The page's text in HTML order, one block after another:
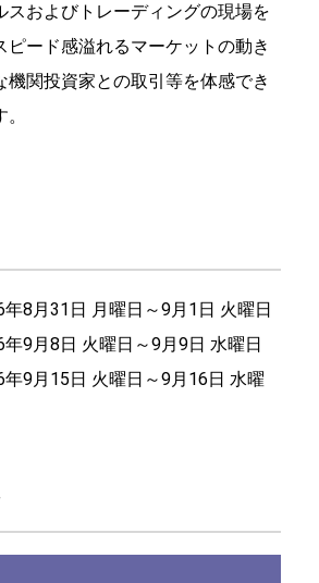
スおよびトレーディングの現場を
ピード感溢れるマーケットの動き
機関投資家との取引等を体感でき
年8月31日 月曜日～9月1日 火曜日
年9月8日 火曜日～9月9日 水曜日
年9月15日 火曜日～9月16日 水曜